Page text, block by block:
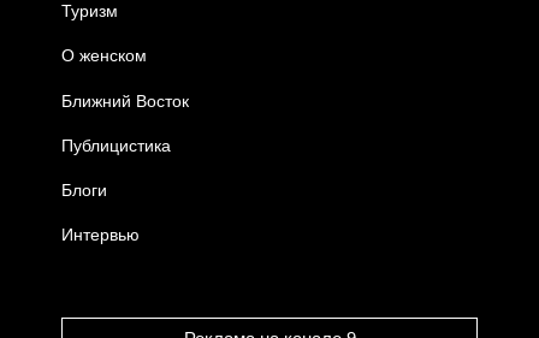
Туризм
О женском
Ближний Восток
Публицистика
Блоги
Интервью